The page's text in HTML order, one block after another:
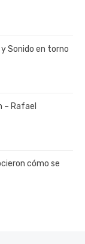
Sonido en torno
– Rafael
cómo se